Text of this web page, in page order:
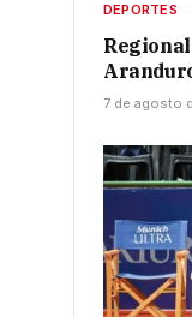
DEPORTES
7 de agosto